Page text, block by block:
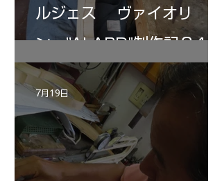
ルジェス ヴァイオリ
ン ”ALARD"制作記３4
7月19日